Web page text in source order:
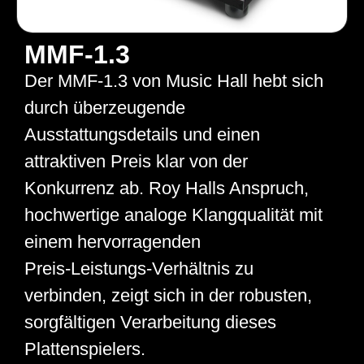
MMF-1.3
Der MMF‑1.3 von Music Hall hebt sich
durch überzeugende
Ausstattungsdetails und einen
attraktiven Preis klar von der
Konkurrenz ab. Roy Halls Anspruch,
hochwertige analoge Klangqualität mit
einem hervorragenden
Preis‑Leistungs‑Verhältnis zu
verbinden, zeigt sich in der robusten,
sorgfältigen Verarbeitung dieses
Plattenspielers.